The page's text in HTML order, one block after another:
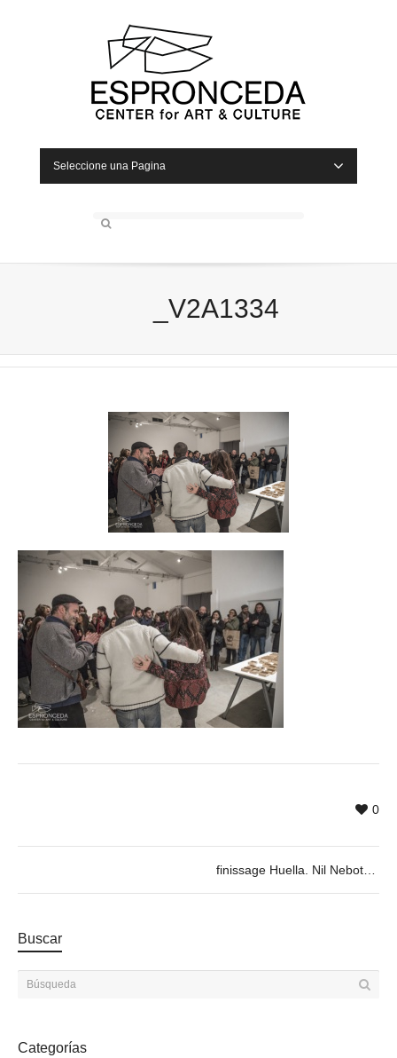
Seleccione una Pagina
_V2A1334
0
Buscar
Categorías